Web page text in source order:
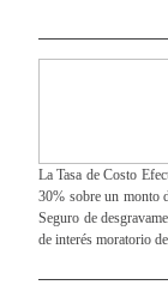
La Tasa de Costo
30% sobre un monto
Seguro de
de interés moratorio